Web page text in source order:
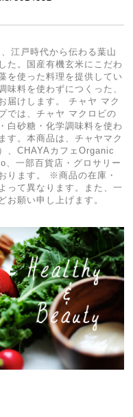
江戸時代から伝わる葉山
た。国産有機玄米にこだわ
を使った料理を提供してい
味料を使わずにつくった、
届けします。 チャヤ マク
では、チャヤ マクロビの
白砂糖・化学調味料を使わ
す。本商品は、チャヤマク
、CHAYAカフェOrganic
一部百貨店・グロサリー
ります。 ※商品の在庫・
って異なります。また、一
お願い申し上げます。